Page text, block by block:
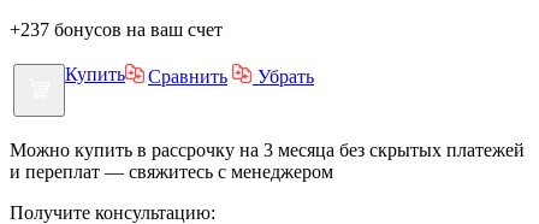
+237 бонусов на ваш счет
Купить Сравнить Убрать
Можно купить в рассрочку на 3 месяца без скрытых платежей
и переплат — свяжитесь с менеджером
Получите консультацию: